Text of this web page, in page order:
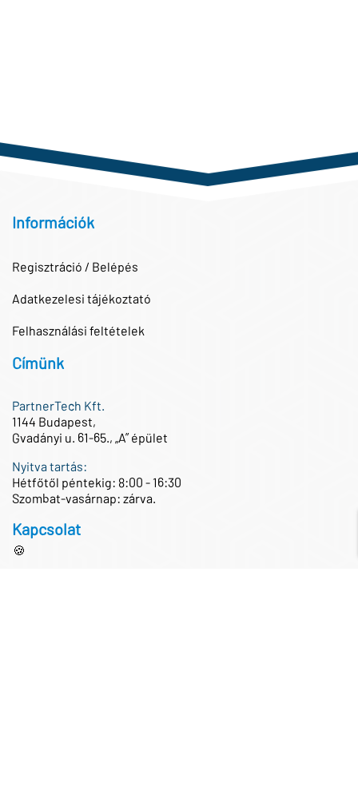
Információk
Regisztráció / Belépés
Adatkezelesi tájékoztató
Felhasználási feltételek
Címünk
PartnerTech Kft.
1144 Budapest,
Gvadányi u. 61-65., „A” épület
Nyitva tartás:
Hétfőtől péntekig: 8:00 - 16:30
Szombat-vasárnap: zárva.
Kapcsolat
🍪